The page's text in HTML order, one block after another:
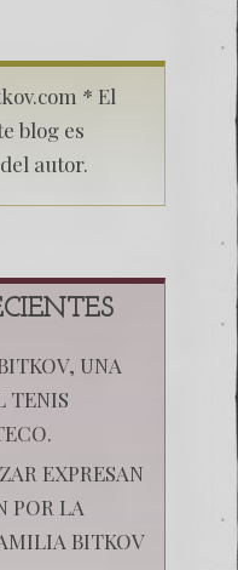
* El
blog es
autor.
UNA
TENIS
EXPRESAN
POR LA
BITKOV